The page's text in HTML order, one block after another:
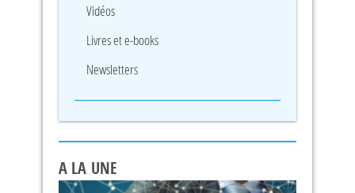
Vidéos
Livres et e-books
Newsletters
A LA UNE